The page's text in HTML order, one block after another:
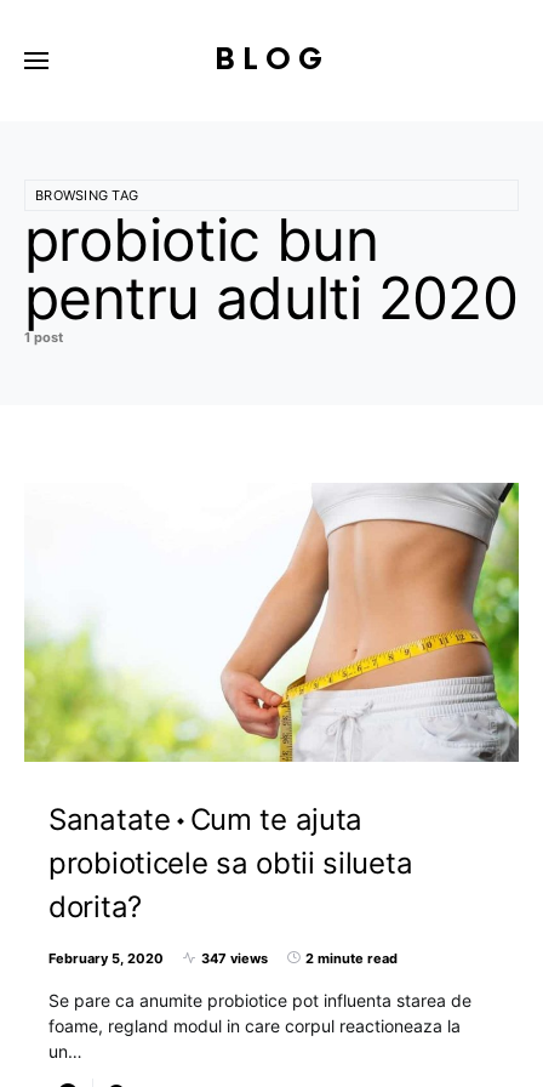
BLOG
BROWSING TAG
probiotic bun
pentru adulti 2020
1 post
Sanatate
Cum te ajuta
probioticele sa obtii silueta
dorita?
February 5, 2020 347 views 2 minute read
Se pare ca anumite probiotice pot influenta starea de
foame, regland modul in care corpul reactioneaza la
un…